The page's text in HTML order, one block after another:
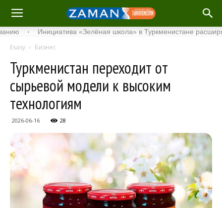
· Инициатива «Зелёная школа» в Туркменистане расширяет
Esasy Бизнес
Туркменистан переходит от
сырьевой модели к высоким
технологиям
2026-06-16 28